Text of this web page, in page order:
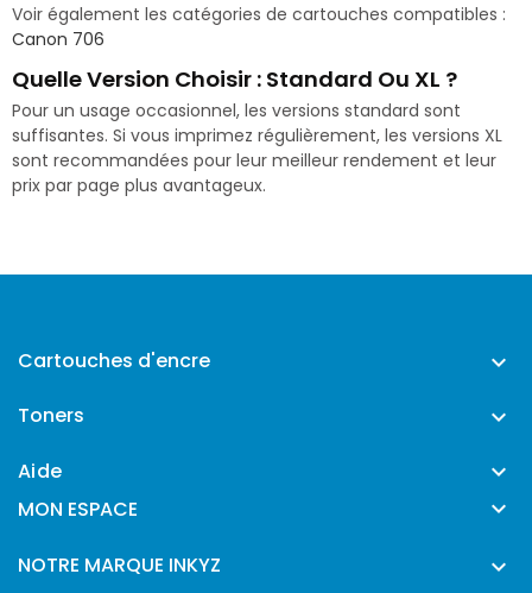
Voir également les catégories de cartouches compatibles :
Canon 706
Quelle Version Choisir : Standard Ou XL ?
Pour un usage occasionnel, les versions standard sont
suffisantes. Si vous imprimez régulièrement, les versions XL
sont recommandées pour leur meilleur rendement et leur
prix par page plus avantageux.
Cartouches d'encre 
Toners 
Aide 
MON ESPACE 
NOTRE MARQUE INKYZ 